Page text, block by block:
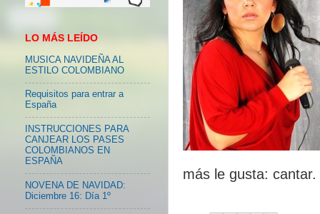
más le gusta: cantar.
LO MÁS LEÍDO
MUSICA NAVIDEÑA AL
ESTILO COLOMBIANO
Requisitos para entrar a
España
INSTRUCCIONES PARA
CANJEAR LOS PASES
COLOMBIANOS EN
ESPAÑA
NOVENA DE NAVIDAD:
Diciembre 16: Día 1º